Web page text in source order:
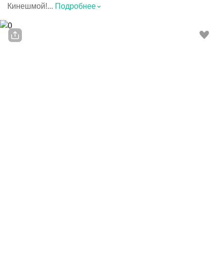
Кинешмой!... Подробнее⌃